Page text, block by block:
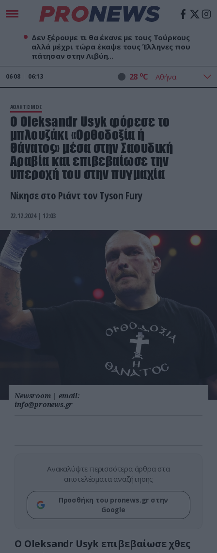
Δεν ξέρουμε τι θα έκανε με τους Τούρκους
αλλά μέχρι τώρα έκαψε τους Έλληνες που
πάτησαν στην Λιβύη...
06 08 06:13 28 oC
ΑΘΛΗΤΙΣΜΟΣ
Ο Oleksandr Usyk φόρεσε το
μπλουζάκι «Ορθοδοξία ή
Θάνατος» μέσα στην Σαουδική
Αραβία και επιβεβαίωσε την
υπεροχή του στην πυγμαχία
Νίκησε στο Ριάντ τον Tyson Fury
22.12.2024 | 12:03
Newsroom | email:
info@pronews.gr
Ανακαλύψτε περισσότερα άρθρα στα
αποτελέσματα αναζήτησης
Προσθήκη του pronews.gr στην
Google
Ο Oleksandr Usyk επιβεβαίωσε χθες